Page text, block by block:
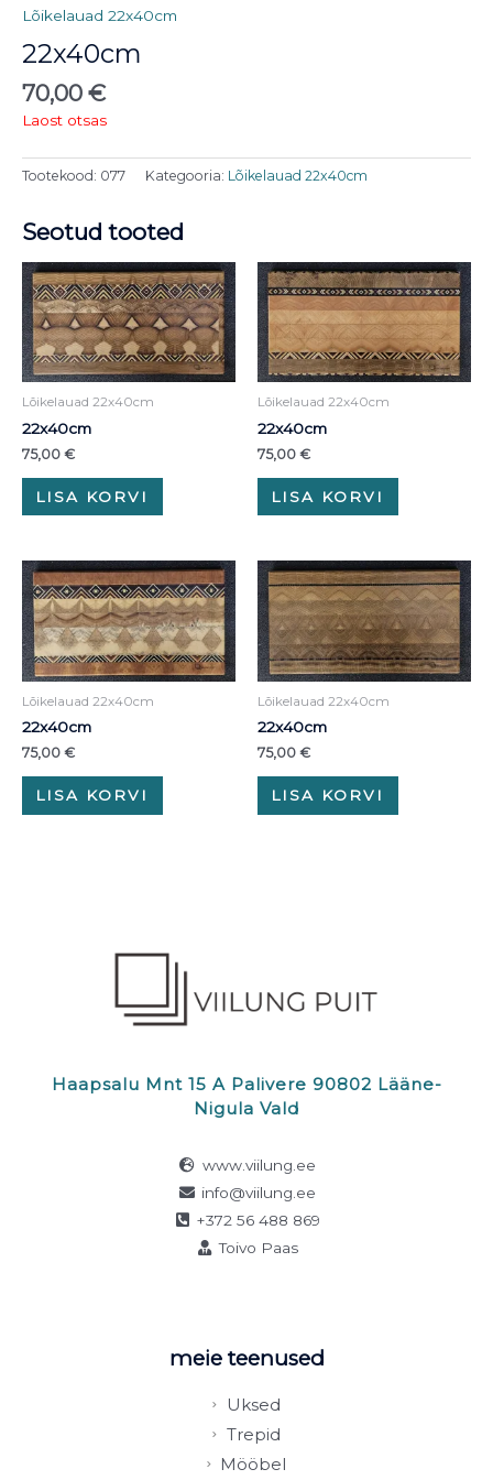
Lõikelauad 22x40cm
22x40cm
70,00 €
Laost otsas
Tootekood: 077 Kategooria: Lõikelauad 22x40cm
Seotud tooted
Lõikelauad 22x40cm
22x40cm
75,00 €
LISA KORVI
Lõikelauad 22x40cm
22x40cm
75,00 €
LISA KORVI
Lõikelauad 22x40cm
22x40cm
75,00 €
LISA KORVI
Lõikelauad 22x40cm
22x40cm
75,00 €
LISA KORVI
Haapsalu Mnt 15 A Palivere 90802 Lääne-
Nigula Vald
www.viilung.ee
info@viilung.ee
+372 56 488 869
Toivo Paas
meie teenused
Uksed
Trepid
Mööbel